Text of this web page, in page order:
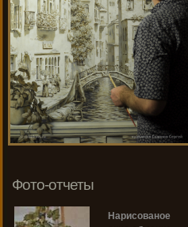
Фото-отчеты
Нарисованое